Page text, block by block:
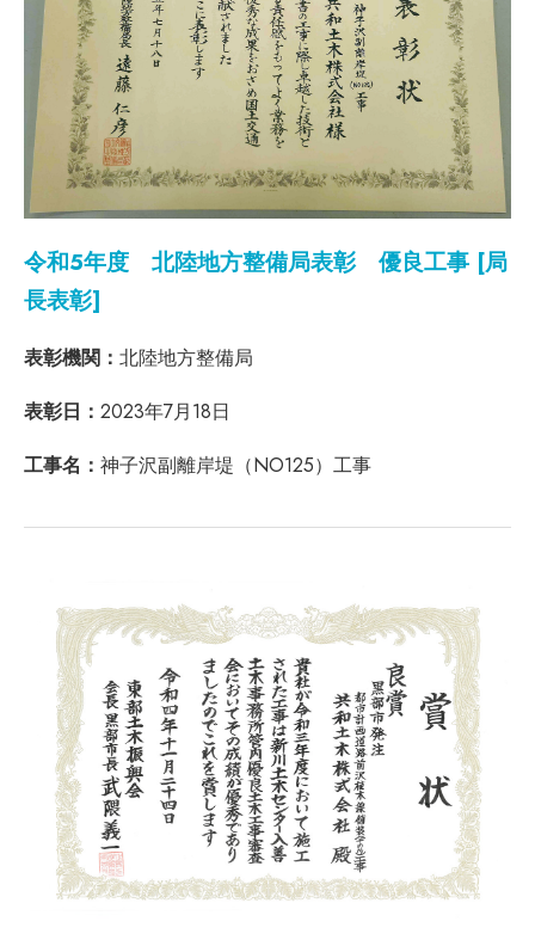
令和5年度 北陸地方整備局表彰 優良工事 [局
長表彰]
表彰機関： 北陸地方整備局
表彰日： 2023年7月18日
工事名： 神子沢副離岸堤（NO125）工事